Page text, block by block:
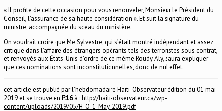
« Il profite de cette occasion pour vous renouveler, Monsieur le Président du
Conseil, l’assurance de sa haute considération ». Et suit la signature du
ministre, accompagnée du sceau du ministère.
On voudrait croire que Me Sylvestre, qui s’était montré indépendant et assez
critique dans l’affaire des étrangers opérants tels des terroristes sous contrat,
et renvoyés aux États-Unis d’ordre de ce même Roudy Aly, saura expliquer
que ces nominations sont inconstitutionnelles, donc de nul effet.
cet article est publié par l’hebdomadaire Haïti-Observateur édition du 01 mai
2019 et se trouve en P.16à :http://haiti-observateur.ca/wp-
content/uploads/2019/05/H-O-1-May-2019.pdf